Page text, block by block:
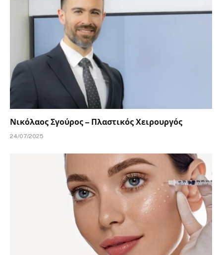
Νικόλαος Σγούρος – Πλαστικός Χειρουργός
24/07/2025